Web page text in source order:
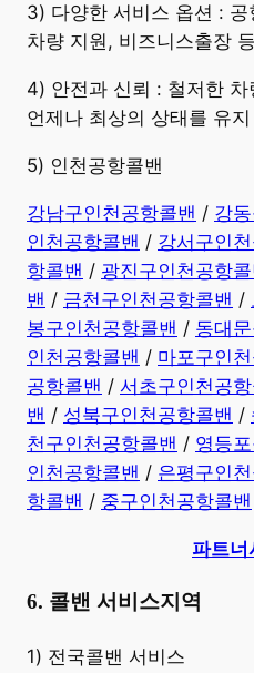
3) 다양한 서비스 옵션 :
차량 지원, 비즈니스출장
4) 안전과 신뢰 : 철저한
언제나 최상의 상태를 유지
5) 인천공항콜밴
강남구인천공항콜밴 / 강
인천공항콜밴 / 강서구인
항콜밴 / 광진구인천공항콜
밴 / 금천구인천공항콜밴 /
봉구인천공항콜밴 / 동대
인천공항콜밴 / 마포구인
공항콜밴 / 서초구인천공
밴 / 성북구인천공항콜밴 /
천구인천공항콜밴 / 영등
인천공항콜밴 / 은평구인
항콜밴 / 중구인천공항콜밴
파트너
6. 콜밴 서비스지역
​1) 전국콜밴 서비스